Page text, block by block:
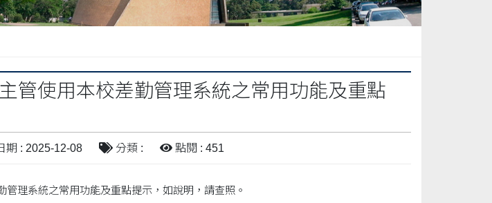
管使用本校差勤管理系統之常用功能及重點
期 : 2025-12-08 分類 : 點閱 : 451
理系統之常用功能及重點提示，如說明，請查照。